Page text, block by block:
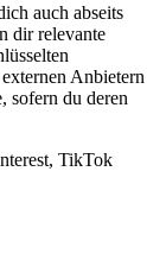
auch abseits
dir relevante
Anbietern
sofern du deren
TikTok